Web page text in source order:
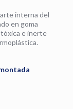
interna del
en goma
e inerte